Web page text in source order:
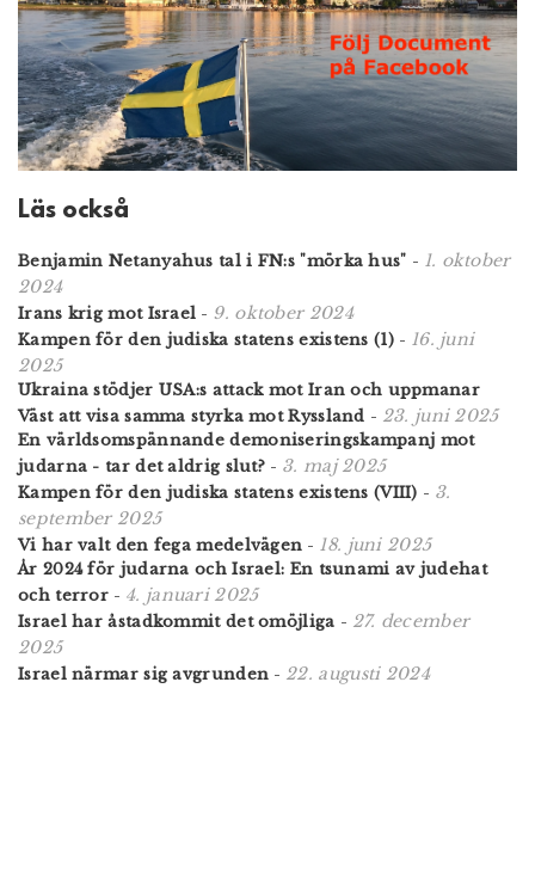
Läs också
Benjamin Netanyahus tal i FN:s "mörka hus" - 1. oktober
2024
Irans krig mot Israel - 9. oktober 2024
Kampen för den judiska statens existens (1)- 16. juni
2025
Ukraina stödjer USA:s attack mot Iran och uppmanar
Väst att visa samma styrka mot Ryssland - 23. juni 2025
En världsomspännande demoniseringskampanj mot
judarna - tar det aldrig slut? - 3. maj 2025
Kampen för den judiska statens existens (VIII) - 3.
september 2025
Vi har valt den fega medelvägen - 18. juni 2025
År 2024 för judarna och Israel: En tsunami av judehat
och terror - 4. januari 2025
Israel har åstadkommit det omöjliga - 27. december
2025
Israel närmar sig avgrunden - 22. augusti 2024